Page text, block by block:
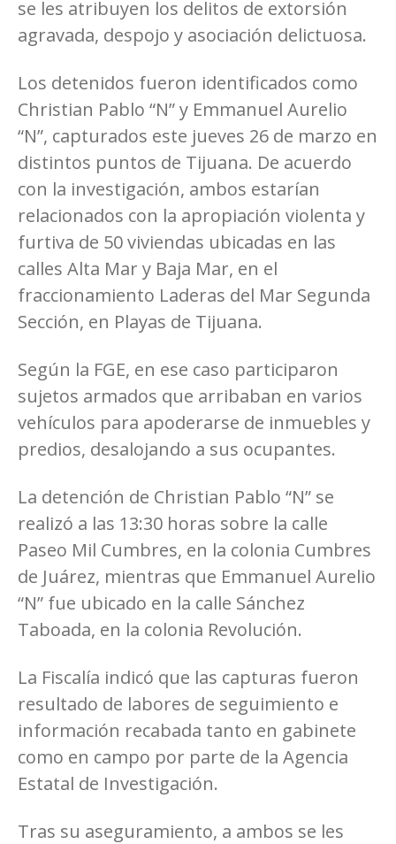
se les atribuyen los delitos de extorsión
agravada, despojo y asociación delictuosa.
Los detenidos fueron identificados como
Christian Pablo “N” y Emmanuel Aurelio
“N”, capturados este jueves 26 de marzo en
distintos puntos de Tijuana. De acuerdo
con la investigación, ambos estarían
relacionados con la apropiación violenta y
furtiva de 50 viviendas ubicadas en las
calles Alta Mar y Baja Mar, en el
fraccionamiento Laderas del Mar Segunda
Sección, en Playas de Tijuana.
Según la FGE, en ese caso participaron
sujetos armados que arribaban en varios
vehículos para apoderarse de inmuebles y
predios, desalojando a sus ocupantes.
La detención de Christian Pablo “N” se
realizó a las 13:30 horas sobre la calle
Paseo Mil Cumbres, en la colonia Cumbres
de Juárez, mientras que Emmanuel Aurelio
“N” fue ubicado en la calle Sánchez
Taboada, en la colonia Revolución.
La Fiscalía indicó que las capturas fueron
resultado de labores de seguimiento e
información recabada tanto en gabinete
como en campo por parte de la Agencia
Estatal de Investigación.
Tras su aseguramiento, a ambos se les